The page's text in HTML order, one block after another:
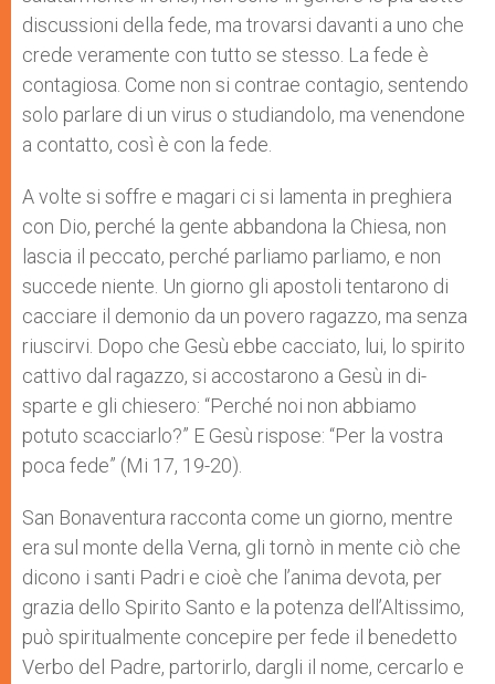
discussioni della fede, ma trovarsi davanti a uno che
crede veramente con tutto se stesso. La fede è
contagiosa. Come non si contrae contagio, sentendo
solo parlare di un virus o studiandolo, ma venendone
a contatto, così è con la fede.
A volte si soffre e magari ci si lamenta in preghiera
con Dio, perché la gente abbandona la Chiesa, non
lascia il peccato, perché parliamo parliamo, e non
succede niente. Un giorno gli apostoli tentarono di
cacciare il demonio da un pove­ro ragazzo, ma senza
riuscirvi. Dopo che Gesù ebbe cacciato, lui, lo spirito
cattivo dal ragazzo, si accostarono a Gesù in di­
sparte e gli chiesero: “Perché noi non abbiamo
potuto scacciarlo?” E Gesù rispose: “Per la vostra
poca fede” (Mi 17, 19-20).
San Bonaventura racconta co­me un giorno, mentre
era sul monte della Verna, gli tornò in mente ciò che
dicono i santi Padri e cioè che l’anima devota, per
grazia dello Spirito Santo e la potenza dell’Al­tissimo,
può spiritualmente concepire per fede il benedetto
Verbo del Padre, partorirlo, dargli il nome, cercarlo e